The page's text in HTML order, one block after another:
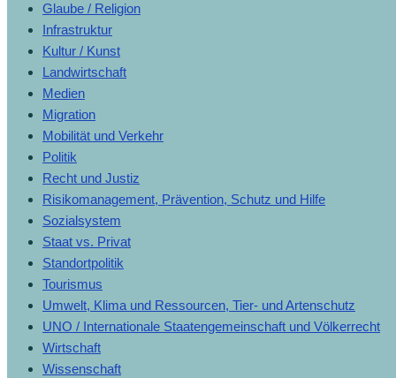
Glaube / Religion
Infrastruktur
Kultur / Kunst
Landwirtschaft
Medien
Migration
Mobilität und Verkehr
Politik
Recht und Justiz
Risikomanagement, Prävention, Schutz und Hilfe
Sozialsystem
Staat vs. Privat
Standortpolitik
Tourismus
Umwelt, Klima und Ressourcen, Tier- und Artenschutz
UNO / Internationale Staatengemeinschaft und Völkerrecht
Wirtschaft
Wissenschaft